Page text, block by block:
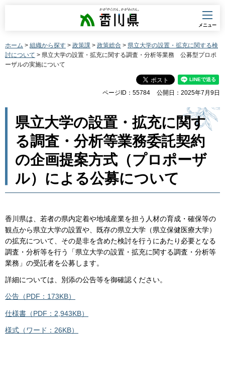
香川県
メニュー
ホーム > 組織から探す > 政策課 > 政策総合 > 県立大学の設置・拡充に関する検
討について > 県立大学の設置・拡充に関する調査・分析等業務 公募型プロポ
ーザルの実施について
ページID：55784 公開日：2025年7月9日
県立大学の設置・拡充に関す
る調査・分析等業務委託契約
の企画提案方式（プロポーザ
ル）による公募について
香川県は、若者の県内定着や地域産業を担う人材の育成・確保等の
観点から県立大学の設置や、既存の県立大学（県立保健医療大学）
の拡充について、その是非を含めた検討を行うにあたり必要となる
調査・分析等を行う「県立大学の設置・拡充に関する調査・分析等
業務」の受託者を公募します。
詳細については、別添の公告等を御確認ください。
公告（PDF：173KB）
仕様書（PDF：2,943KB）
様式（ワード：26KB）